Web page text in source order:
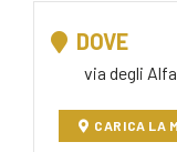
DOVE
via degli
CARICA LA